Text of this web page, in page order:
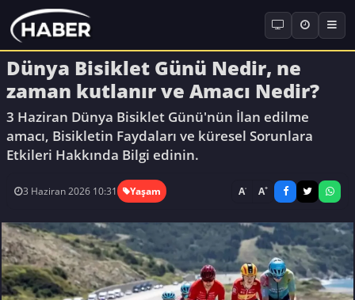
Dünya Bisiklet Günü Nedir, ne
zaman kutlanır ve Amacı Nedir?
3 Haziran Dünya Bisiklet Günü'nün İlan edilme
amacı, Bisikletin Faydaları ve küresel Sorunlara
Etkileri Hakkında Bilgi edinin.
3 Haziran 2026 10:31 Yaşam A- A+